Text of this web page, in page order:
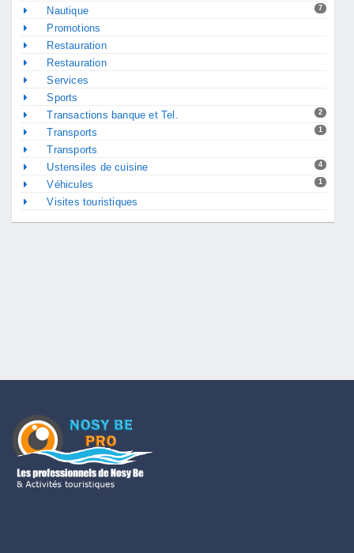
7
Nautique
Promotions
Restauration
Restauration
Services
Sports
2
Transactions banque et Tel.
1
Transports
Transports
4
Ustensiles de cuisine
1
Véhicules
Visites touristiques